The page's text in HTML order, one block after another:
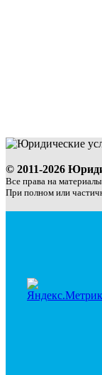
© 2011-2026
Все права на
При полном или